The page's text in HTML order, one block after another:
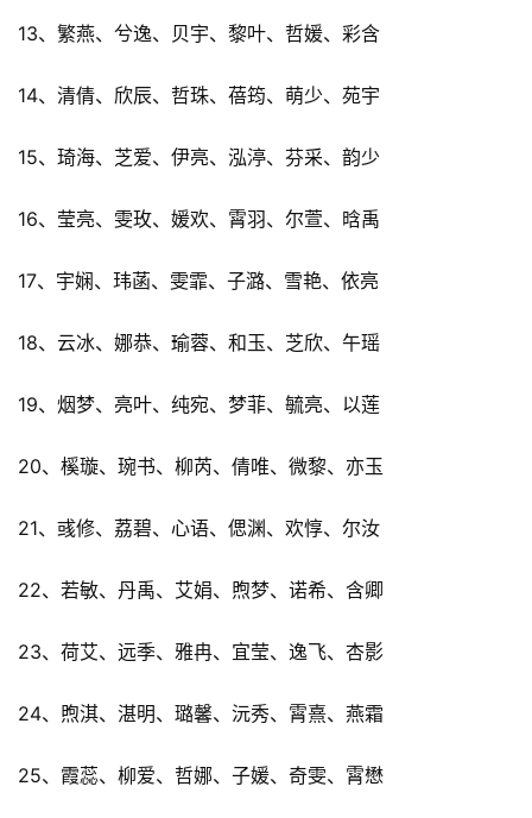
13、繁燕、兮逸、贝宇、黎叶、哲媛、彩含
14、清倩、欣辰、哲珠、蓓筠、萌少、苑宇
15、琦海、芝爱、伊亮、泓渟、芬采、韵少
16、莹亮、雯玫、媛欢、霄羽、尔萱、晗禹
17、宇娴、玮菡、雯霏、子潞、雪艳、依亮
18、云冰、娜恭、瑜蓉、和玉、芝欣、午瑶
19、烟梦、亮叶、纯宛、梦菲、毓亮、以莲
20、榽璇、琬书、柳芮、倩唯、微黎、亦玉
21、彧修、荔碧、心语、偲渊、欢惇、尔汝
22、若敏、丹禹、艾娟、煦梦、诺希、含卿
23、荷艾、远季、雅冉、宜莹、逸飞、杏影
24、煦淇、湛明、璐馨、沅秀、霄熹、燕霜
25、霞蕊、柳爱、哲娜、子媛、奇雯、霄懋